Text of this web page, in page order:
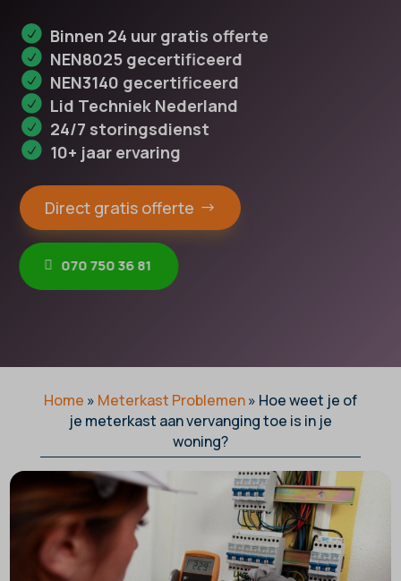
Binnen 24 uur gratis offerte
NEN8025 gecertificeerd
NEN3140 gecertificeerd
Lid Techniek Nederland
24/7 storingsdienst
10+ jaar ervaring
Direct gratis offerte
070 750 36 81
Home » Meterkast Problemen» Hoe weet je of
je meterkast aan vervanging toe is in je
woning?